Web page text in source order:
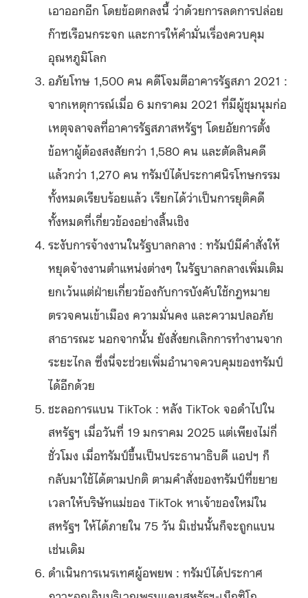
เอาออกอีก โดยข้อตกลงนี้ ว่าด้วยการลดการปล่อย
ก๊าซเรือนกระจก และการให้คำมั่นเรื่องควบคุม
อุณหภูมิโลก
อภัยโทษ 1,500 คน คดีโจมตีอาคารรัฐสภา 2021 :
จากเหตุการณ์เมื่อ 6 มกราคม 2021 ที่มีผู้ชุมนุมก่อ
เหตุจลาจลที่อาคารรัฐสภาสหรัฐฯ โดยอัยการตั้ง
ข้อหาผู้ต้องสงสัยกว่า 1,580 คน และตัดสินคดี
แล้วกว่า 1,270 คน ทรัมป์ได้ประกาศนิรโทษกรรม
ทั้งหมดเรียบร้อยแล้ว เรียกได้ว่าเป็นการยุติคดี
ทั้งหมดที่เกี่ยวข้องอย่างสิ้นเชิง
ระงับการจ้างงานในรัฐบาลกลาง : ทรัมป์มีคำสั่งให้
หยุดจ้างงานตำแหน่งต่างๆ ในรัฐบาลกลางเพิ่มเติม
ยกเว้นแต่ฝ่ายเกี่ยวข้องกับการบังคับใช้กฎหมาย
ตรวจคนเข้าเมือง ความมั่นคง และความปลอภัย
สาธารณะ นอกจากนั้น ยังสั่งยกเลิกการทำงานจาก
ระยะไกล ซึ่งนี่จะช่วยเพิ่มอำนาจควบคุมของทรัมป์
ได้อีกด้วย
ชะลอการแบน TikTok : หลัง TikTok จอดำไปใน
สหรัฐฯ เมื่อวันที่ 19 มกราคม 2025 แต่เพียงไม่กี่
ชั่วโมง เมื่อทรัมป์ขึ้นเป็นประธานาธิบดี แอปฯ ก็
กลับมาใช้ได้ตามปกติ ตามคำสั่งของทรัมป์ที่ขยาย
เวลาให้บริษัทแม่ของ TikTok หาเจ้าของใหม่ใน
สหรัฐฯ ให้ได้ภายใน 75 วัน มิเช่นนั้นก็จะถูกแบน
เช่นเดิม
ดำเนินการเนรเทศผู้อพยพ : ทรัมป์ได้ประกาศ